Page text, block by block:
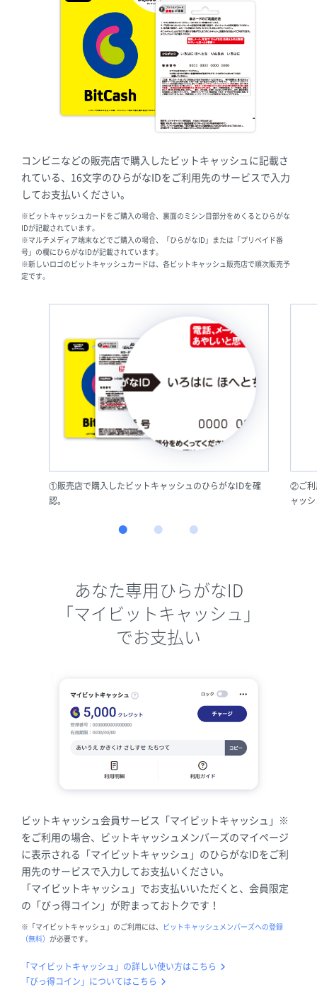
コンビニなどの販売店で購入したビットキャッシュに記載さ
れている、16文字のひらがなIDをご利用先のサービスで入力
してお支払いください。
※ビットキャッシュカードをご購入の場合、裏面のミシン目部分をめくるとひらがな
IDが記載されています。
※マルチメディア端末などでご購入の場合、「ひらがなID」または「プリペイド番
号」の欄にひらがなIDが記載されています。
※新しいロゴのビットキャッシュカードは、各ビットキャッシュ販売店で順次販売予
定です。
①販売店で購入したビットキャッシュのひらがなIDを確
認。
②ご利
ャッ
あなた専用ひらがなID
「マイビットキャッシュ」
でお支払い
ビットキャッシュ会員サービス「マイビットキャッシュ」※
をご利用の場合、ビットキャッシュメンバーズのマイページ
に表示される「マイビットキャッシュ」のひらがなIDをご利
用先のサービスで入力してお支払いください。
「マイビットキャッシュ」でお支払いいただくと、会員限定
の「びっ得コイン」が貯まっておトクです！
※「マイビットキャッシュ」のご利用には、
ビットキャッシュメンバーズへの登録
（無料） が必要です。
「マイビットキャッシュ」の詳しい使い方はこちら
「びっ得コイン」についてはこちら